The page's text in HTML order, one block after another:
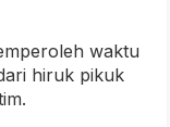
waktu
hiruk pikuk